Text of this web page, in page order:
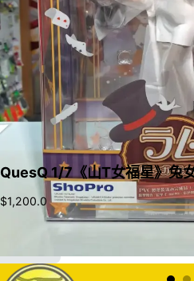
QuesQ 1/7《山T女福星》兔
$1,200.0